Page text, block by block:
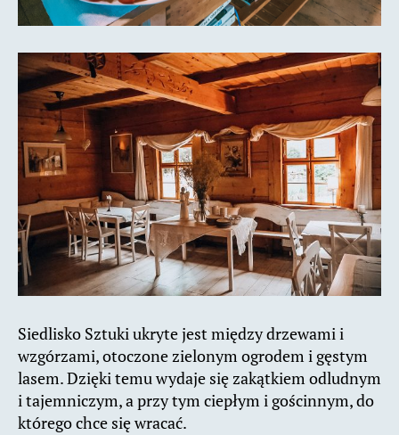
Siedlisko Sztuki ukryte jest między drzewami i
wzgórzami, otoczone zielonym ogrodem i gęstym
lasem. Dzięki temu wydaje się zakątkiem odludnym
i tajemniczym, a przy tym ciepłym i gościnnym, do
którego chce się wracać.